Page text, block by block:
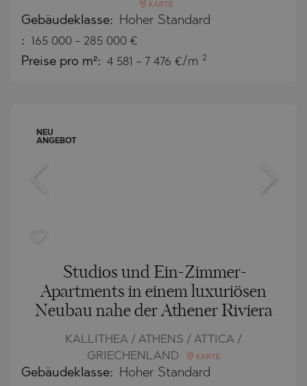
KARTE
Gebäudeklasse: Hoher Standard
: 165 000 - 285 000 €
Preise pro m²: 4 581 - 7 476 €/m 2
NEU
ANGEBOT
Studios und Ein-Zimmer-
Apartments in einem luxuriösen
Neubau nahe der Athener Riviera
KALLITHEA / ATHENS / ATTICA /
GRIECHENLAND
KARTE
Gebäudeklasse: Hoher Standard